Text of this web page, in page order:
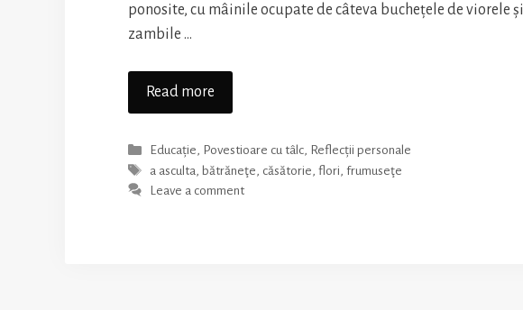
ponosite, cu mâinile ocupate de câteva buchețele de viorele și
zambile …
Read more
ce
flori
Categories
Educație, Povestioare cu tâlc, Reflecții personale
Tags
a asculta, bătrăneţe, căsătorie,flori,frumuseţe
Leave a comment